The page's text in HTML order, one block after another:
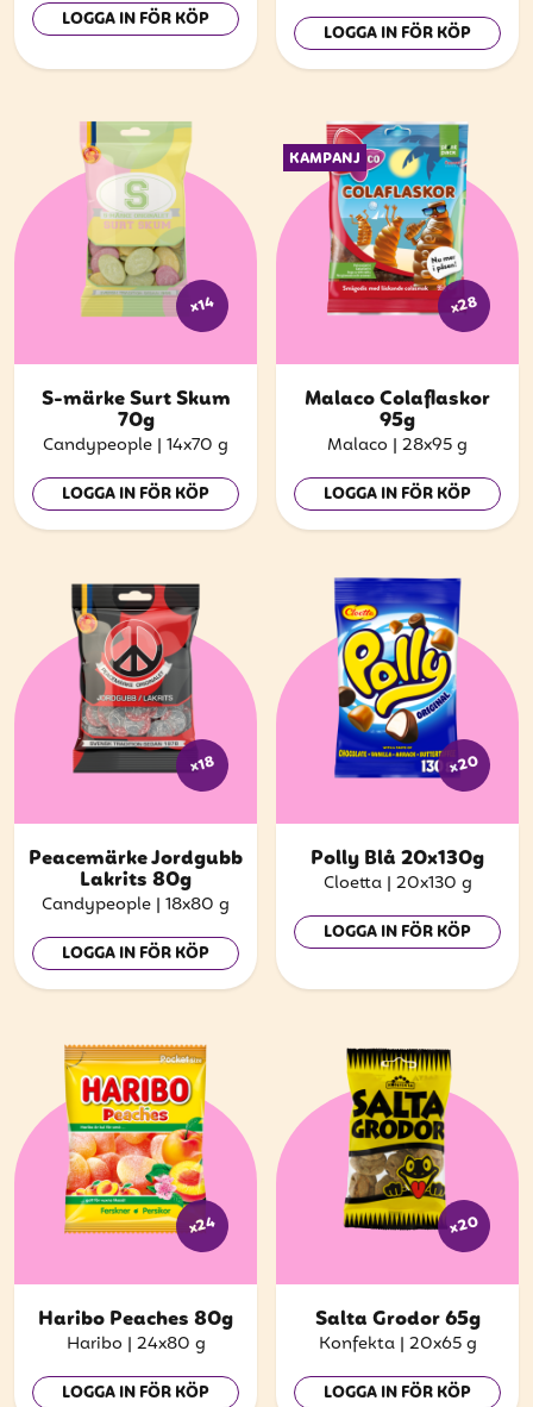
LOGGA IN FÖR KÖP
LOGGA IN FÖR KÖP
x14
S-märke Surt Skum
70g
Candypeople | 14x70 g
LOGGA IN FÖR KÖP
KAMPANJ
x28
Malaco Colaflaskor
95g
Malaco | 28x95 g
LOGGA IN FÖR KÖP
x18
Peacemärke Jordgubb
Lakrits 80g
Candypeople | 18x80 g
LOGGA IN FÖR KÖP
x20
Polly Blå 20x130g
Cloetta | 20x130 g
LOGGA IN FÖR KÖP
x24
Haribo Peaches 80g
Haribo | 24x80 g
LOGGA IN FÖR KÖP
x20
Salta Grodor 65g
Konfekta | 20x65 g
LOGGA IN FÖR KÖP